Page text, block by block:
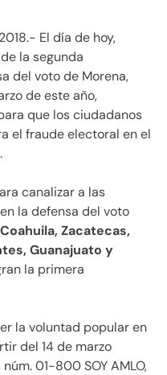
El día de hoy,
la segunda
del voto de Morena,
de este año,
que los ciudadanos
el fraude electoral en el
canalizar a las
la defensa del voto
Zacatecas,
Guanajuato y
la primera
la voluntad popular en
del 14 de marzo
01-800 SOY AMLO,